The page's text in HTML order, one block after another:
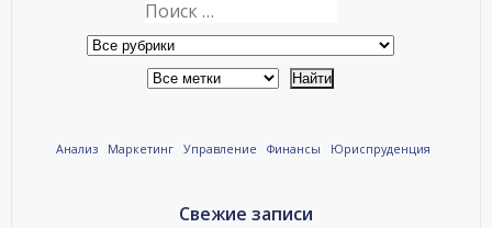
Анализ Маркетинг Управление Финансы Юриспруденция
Свежие записи